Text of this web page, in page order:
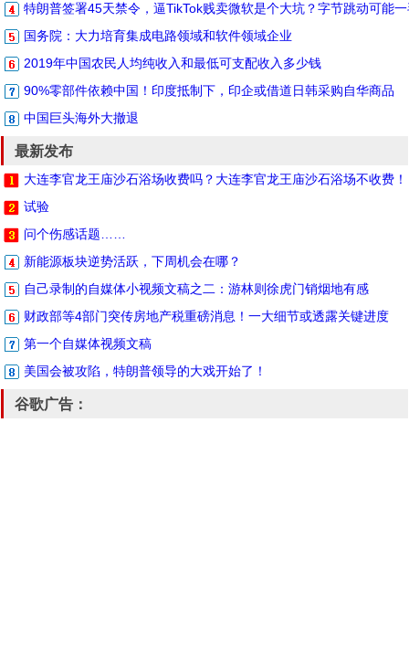
特朗普签署45天禁令，逼TikTok贱卖微软是个大坑？字节跳动可能
国务院：大力培育集成电路领域和软件领域企业
2019年中国农民人均纯收入和最低可支配收入多少钱
90%零部件依赖中国！印度抵制下，印企或借道日韩采购自华商品
中国巨头海外大撤退
最新发布
大连李官龙王庙沙石浴场收费吗？大连李官龙王庙沙石浴场不收费！
试验
问个伤感话题……
新能源板块逆势活跃，下周机会在哪？
自己录制的自媒体小视频文稿之二：游林则徐虎门销烟地有感
财政部等4部门突传房地产税重磅消息！一大细节或透露关键进度
第一个自媒体视频文稿
美国会被攻陷，特朗普领导的大戏开始了！
谷歌广告：